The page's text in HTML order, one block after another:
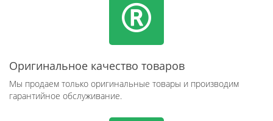
Оригинальное качество товаров
Мы продаем только оригинальные товары и производим
гарантийное обслуживание.